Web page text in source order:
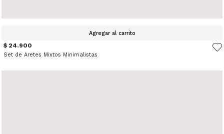
Agregar al carrito
$ 24.900
Set de Aretes Mixtos Minimalistas